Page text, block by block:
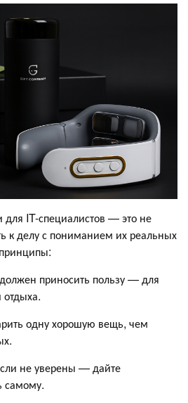
для IT-специалистов — это не
к делу с пониманием их реальных
приносить пользу — для
одну хорошую вещь, чем
не уверены — дайте
самому.